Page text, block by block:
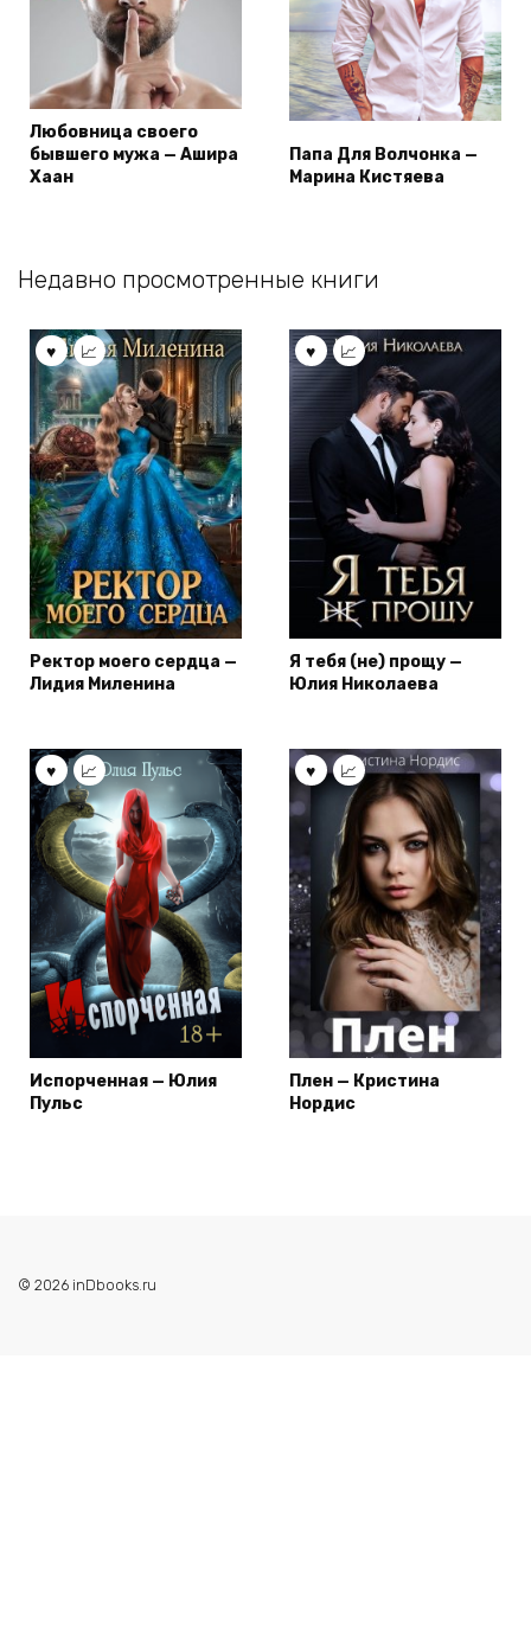
Любовница своего
бывшего мужа — Ашира
Хаан
Папа Для Волчонка —
Марина Кистяева
Недавно просмотренные книги
Ректор моего сердца —
Лидия Миленина
Я тебя (не) прощу —
Юлия Николаева
Испорченная — Юлия
Пульс
Плен — Кристина
Нордис
© 2026 inDbooks.ru